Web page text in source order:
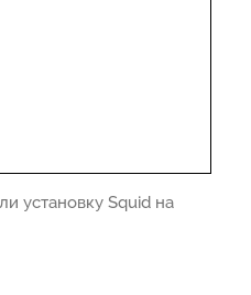
установку Squid на